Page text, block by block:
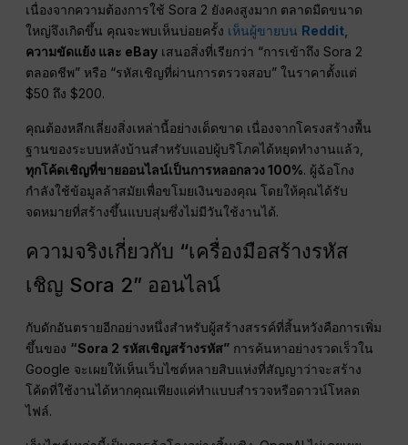
เนื่องจากความต้องการใช้ Sora 2 ยังคงสูงมาก ตลาดมืดขนาด
ใหญ่จึงเกิดขึ้น คุณจะพบเห็นบ่อยครั้ง เห็นผู้ขายบน Reddit,
ความขัดแย้ง และ eBay เสนอสิ่งที่เรียกว่า “การเข้าถึง Sora 2
ตลอดชีพ” หรือ “รหัสเชิญที่ผ่านการตรวจสอบ” ในราคาตั้งแต่
$50 ถึง $200.
คุณต้องหลีกเลี่ยงสิ่งเหล่านี้อย่างเด็ดขาด เนื่องจากโครงสร้างพื้น
ฐานของระบบหลังบ้านสำหรับแอปผู้บริโภคได้หยุดทำงานแล้ว,
ทุกโค้ดเชิญที่ขายออนไลน์เป็นการหลอกลวง 100%. ผู้ฉ้อโกง
กำลังใช้ข้อมูลล้าสมัยเพื่อขโมยเงินของคุณ โดยให้คุณได้รับ
จดหมายที่สร้างขึ้นแบบสุ่มซึ่งไม่มีวันใช้งานได้.
ความจริงเกี่ยวกับ “เครื่องมือสร้างรหัส
เชิญ Sora 2” ออนไลน์
กับดักอันตรายอีกอย่างหนึ่งสำหรับผู้สร้างสรรค์ที่สิ้นหวังคือการเพิ่ม
ขึ้นของ “Sora 2 รหัสเชิญสร้างรหัส” การค้นหาอย่างรวดเร็วใน
Google จะเผยให้เห็นเว็บไซต์หลายสิบแห่งที่สัญญาว่าจะสร้าง
โค้ดที่ใช้งานได้หากคุณเพียงแค่ทำแบบสำรวจหรือดาวน์โหลด
ไฟล์.